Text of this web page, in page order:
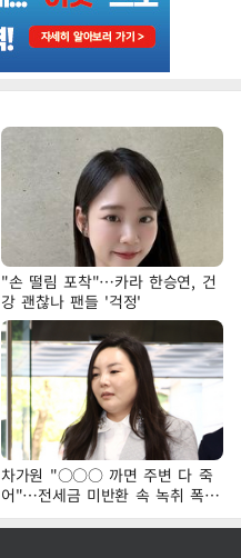
"손 떨림 포착"…카라 한승연, 건
강 괜찮나 팬들 '걱정'
차가원 "○○○ 까면 주변 다 죽
어"…전세금 미반환 속 녹취 폭로
파장